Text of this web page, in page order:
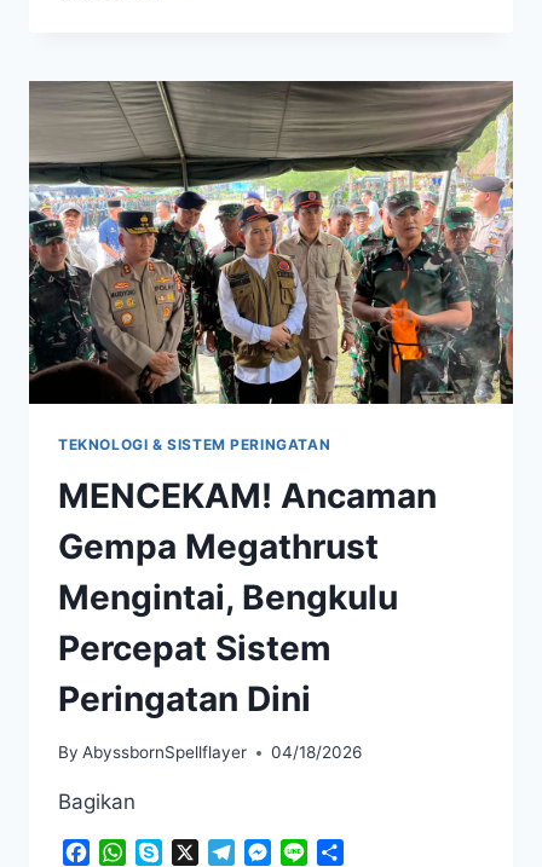
DI
RENON
BIKIN
RESAH,
ANCAMAN
FISIK
JADI
SOROTAN
TEKNOLOGI & SISTEM PERINGATAN
MENCEKAM! Ancaman
Gempa Megathrust
Mengintai, Bengkulu
Percepat Sistem
Peringatan Dini
By AbyssbornSpellflayer 04/18/2026
Bagikan
Facebook
WhatsApp
Skype TelegramMessenger
Line